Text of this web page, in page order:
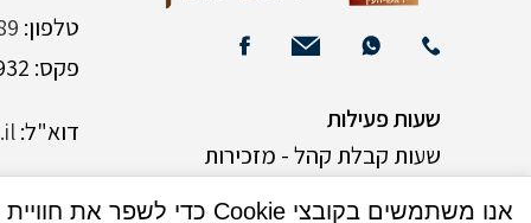
טלפון:
פקס: 03-9382932
דוא"ל:
שעות פעילות
שעות קבלת קהל - מזכירות
אנו משתמשים בקובצי Cookie כדי לשפר את חוויית המשתמש שלך באתר שלנו. על ידי גלישה באתר זה, הנך מסכים לשימוש שלנו בקובצי Cookie.